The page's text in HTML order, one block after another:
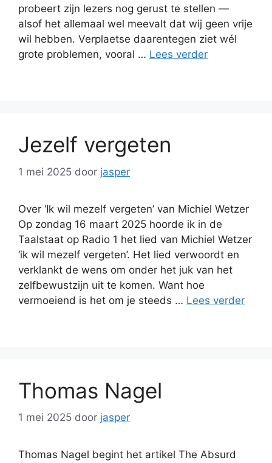
probeert zijn lezers nog gerust te stellen —
alsof het allemaal wel meevalt dat wij geen vrije
wil hebben. Verplaetse daarentegen ziet wél
grote problemen, vooral … Lees verder
Jezelf vergeten
1 mei 2025 door jasper
Over ‘Ik wil mezelf vergeten’ van Michiel Wetzer
Op zondag 16 maart 2025 hoorde ik in de
Taalstaat op Radio 1 het lied van Michiel Wetzer
‘ik wil mezelf vergeten’. Het lied verwoordt en
verklankt de wens om onder het juk van het
zelfbewustzijn uit te komen. Want hoe
vermoeiend is het om je steeds … Lees verder
Thomas Nagel
1 mei 2025 door jasper
Thomas Nagel begint het artikel The Absurd